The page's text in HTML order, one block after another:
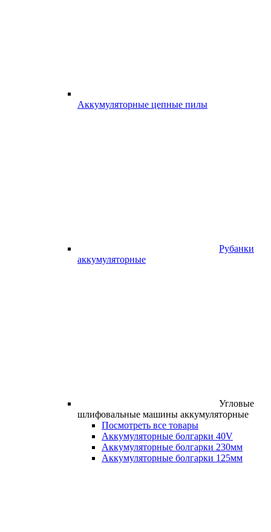
Аккумуляторные цепные пилы
Рубанки
аккумуляторные
Угловые
шлифовальные машины аккумуляторные
Посмотреть все товары
Аккумуляторные болгарки 40V
Аккумуляторные болгарки 230мм
Аккумуляторные болгарки 125мм